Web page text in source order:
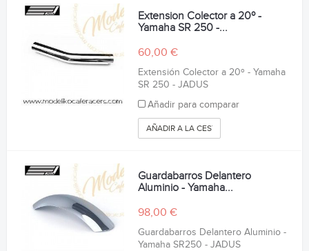
Extension Colector a 20º -
Yamaha SR 250 -...
60,00 €
Extensión Colector a 20º - Yamaha
SR 250 - JADUS
Añadir para comparar
AÑADIR A LA CESTA
Guardabarros Delantero
Aluminio - Yamaha...
98,00 €
Guardabarros Delantero Aluminio -
Yamaha SR250 - JADUS